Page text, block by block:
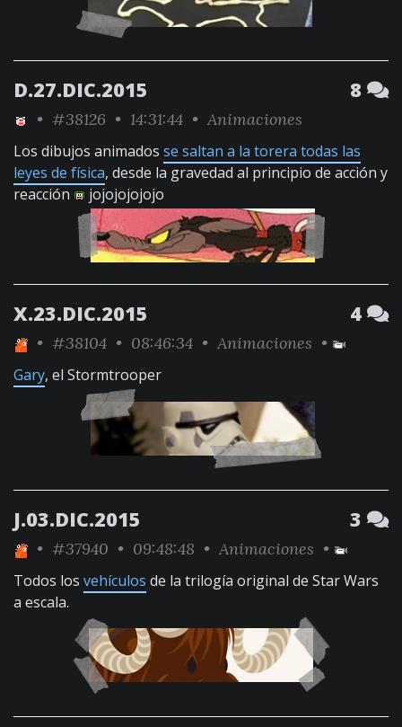
D.27.DIC.2015 8
• #38126 • 14:31:44 • Animaciones
Los dibujos animados se saltan a la torera todas las
leyes de física, desde la gravedad al principio de acción y
reacción
jojojojojojo
X.23.DIC.2015 4
• #38104 • 08:46:34 • Animaciones •
Gary, el Stormtrooper
J.03.DIC.2015 3
• #37940 • 09:48:48 • Animaciones •
Todos los vehículos de la trilogía original de Star Wars
a escala.